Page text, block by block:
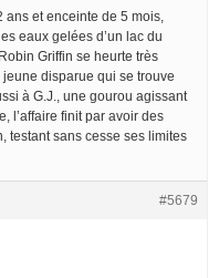
et enceinte de 5 mois,
eaux gelées d’un lac du
Griffin se heurte très
disparue qui se trouve
à G.J., une gourou agissant
l’affaire finit par avoir des
testant sans cesse ses limites
#5679